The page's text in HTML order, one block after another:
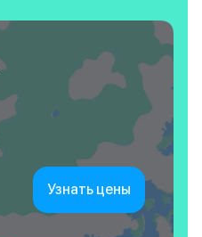
Узнать цены